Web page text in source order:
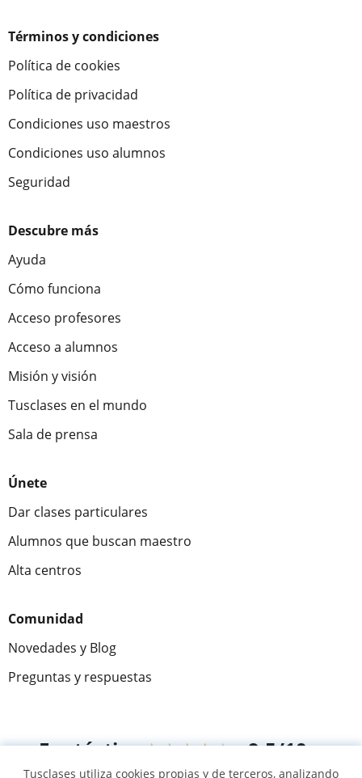
Términos y condiciones
Política de cookies
Política de privacidad
Condiciones uso maestros
Condiciones uso alumnos
Seguridad
Descubre más
Ayuda
Cómo funciona
Acceso profesores
Acceso a alumnos
Misión y visión
Tusclases en el mundo
Sala de prensa
Únete
Dar clases particulares
Alumnos que buscan maestro
Alta centros
Comunidad
Novedades y Blog
Preguntas y respuestas
Fantástica★★★★★ 9,5/10
Tusclases utiliza cookies propias y de terceros, analizando